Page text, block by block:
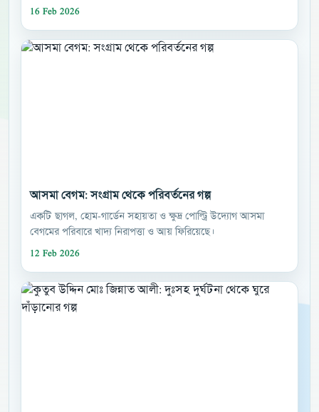
16 Feb 2026
আসমা বেগম: সংগ্রাম থেকে পরিবর্তনের গল্প
একটি ছাগল, হোম-গার্ডেন সহায়তা ও ক্ষুদ্র পোল্ট্রি উদ্যোগ আসমা
বেগমের পরিবারে খাদ্য নিরাপত্তা ও আয় ফিরিয়েছে।
12 Feb 2026